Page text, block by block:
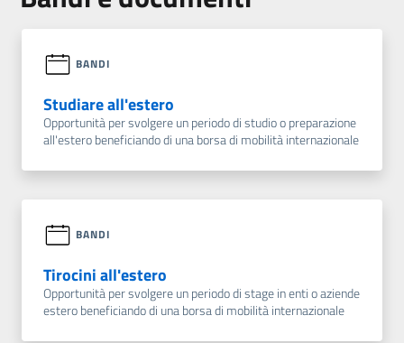
BANDI
Studiare all'estero
Opportunità per svolgere un periodo di studio o preparazione
all'estero beneficiando di una borsa di mobilità internazionale
BANDI
Tirocini all'estero
Opportunità per svolgere un periodo di stage in enti o aziende
estero beneficiando di una borsa di mobilità internazionale